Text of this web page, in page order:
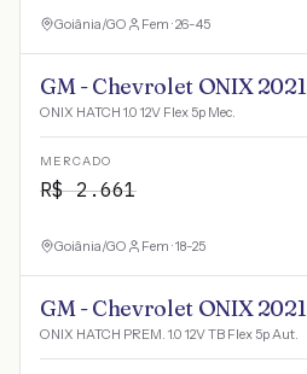
Goiânia/GO Fem · 26-45
GM - Chevrolet ONIX 2021
ONIX HATCH 1.0 12V Flex 5p Mec.
MERCADO
R$2.661
Goiânia/GO Fem · 18-25
GM - Chevrolet ONIX 2021
ONIX HATCH PREM. 1.0 12V TB Flex 5p Aut.